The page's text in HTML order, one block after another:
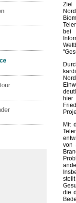
Ziel
hier
Mit
von
die